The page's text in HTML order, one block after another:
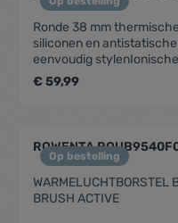
Ronde 38 mm
siliconen en
eenvoudig
warmtestanden; 145°C,
opwarmenMulti-
opfrist of gaat voor een
geniet elke keer weer
coating zorgt voor grote,
plat haar extra volume en
€ 59,99
Op bestelling
ROWENTA
WARMELUCHTBORSTEL
BRUSH ACTIVE